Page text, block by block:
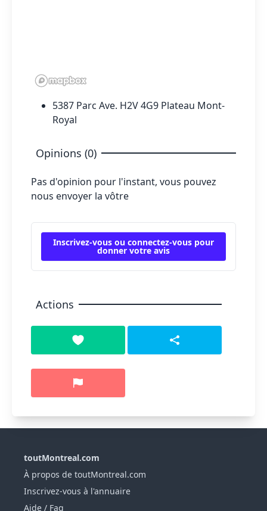
5387 Parc Ave. H2V 4G9 Plateau Mont-
Royal
Opinions (0)
Pas d'opinion pour l'instant, vous pouvez
nous envoyer la vôtre
Inscrivez-vous ou connectez-vous pour
donner votre avis
Actions
toutMontreal.com
À propos de toutMontreal.com
Inscrivez-vous à l'annuaire
Aide / Faq